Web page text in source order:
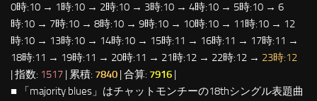
0時:10 → 1時:10 → 2時:10 → 3時:10 → 4時:10 → 5時:10 → 6
時:10 → 7時:10 → 8時:10 → 9時:10 → 10時:10 → 11時:10 → 12
時:10 → 13時:10 → 14時:10 → 15時:11 → 16時:11 → 17時:11 →
18時:11 → 19時:11 → 20時:11 → 21時:12 → 22時:12 → 23時:12
| 指数: 1517 | 累積: 7840 | 合算: 7916 |
■ 「majority blues」はチャットモンチーの18thシングル表題曲